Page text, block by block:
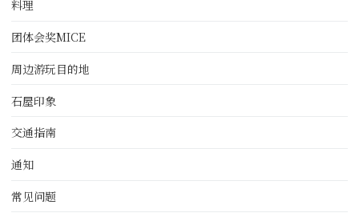
料理
团体会奖MICE
周边游玩目的地
石屋印象
交通指南
通知
常见问题